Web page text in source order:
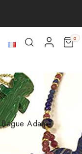
0
Bague Adam